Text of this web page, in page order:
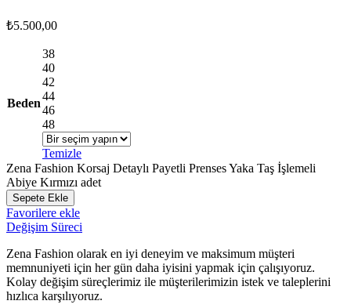
₺5.500,00
Beden
38
40
42
44
46
48
Temizle
Zena Fashion Korsaj Detaylı Payetli Prenses Yaka Taş İşlemeli
Abiye Kırmızı adet
Sepete Ekle
Favorilere ekle
Değişim Süreci
Zena Fashion olarak en iyi deneyim ve maksimum müşteri
memnuniyeti için her gün daha iyisini yapmak için çalışıyoruz.
Kolay değişim süreçlerimiz ile müşterilerimizin istek ve taleplerini
hızlıca karşılıyoruz.